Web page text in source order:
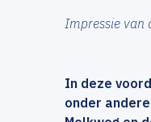
Impressie van
In deze
onder